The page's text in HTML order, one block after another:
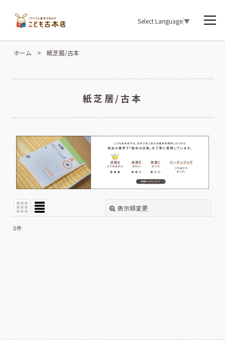
Select Language▼
ホーム > 紙芝居/古本
紙芝居/古本
表示順変更
0件